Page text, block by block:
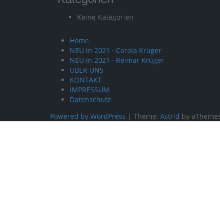
Keine Kategorien
Home
NEU in 2021 · Carola Krüger
NEU in 2021 · Reimar Krüger
ÜBER UNS
KONTAKT
IMPRESSUM
Datenschutz
Powered by WordPress | Theme: Astrid by